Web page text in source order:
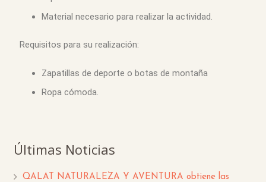
Material necesario para realizar la actividad.
Requisitos para su realización:
Zapatillas de deporte o botas de montaña
Ropa cómoda.
Últimas Noticias
QALAT NATURALEZA Y AVENTURA obtiene las